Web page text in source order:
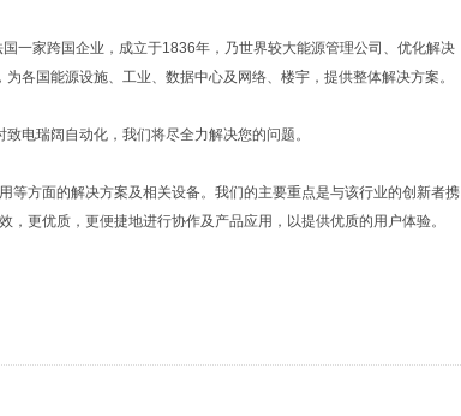
一家跨国企业，成立于1836年，乃世界较大能源管理公司、优化解决
各国能源设施、工业、数据中心及网络、楼宇，提供整体解决方案。
电瑞阔自动化，我们将尽全力解决您的问题。
等方面的解决方案及相关设备。我们的主要重点是与该行业的创新者携
更优质，更便捷地进行协作及产品应用，以提供优质的用户体验。